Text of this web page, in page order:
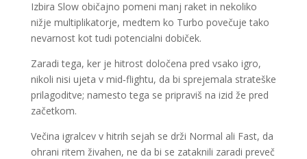
Izbira Slow običajno pomeni manj raket in nekoliko
nižje multiplikatorje, medtem ko Turbo povečuje tako
nevarnost kot tudi potencialni dobiček.
Zaradi tega, ker je hitrost določena pred vsako igro,
nikoli nisi ujeta v mid‑flightu, da bi sprejemala strateške
prilagoditve; namesto tega se pripraviš na izid že pred
začetkom.
Večina igralcev v hitrih sejah se drži Normal ali Fast, da
ohrani ritem živahen, ne da bi se zataknili zaradi preveč